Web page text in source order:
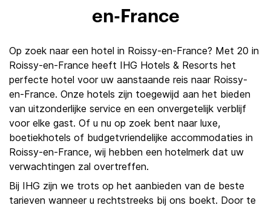
en-France
Op zoek naar een hotel in Roissy-en-France? Met 20 in
Roissy-en-France heeft IHG Hotels & Resorts het
perfecte hotel voor uw aanstaande reis naar Roissy-
en-France. Onze hotels zijn toegewijd aan het bieden
van uitzonderlijke service en een onvergetelijk verblijf
voor elke gast. Of u nu op zoek bent naar luxe,
boetiekhotels of budgetvriendelijke accommodaties in
Roissy-en-France, wij hebben een hotelmerk dat uw
verwachtingen zal overtreffen.
Bij IHG zijn we trots op het aanbieden van de beste
tarieven wanneer u rechtstreeks bij ons boekt. Door te